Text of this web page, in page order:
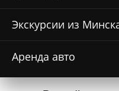
Экскурсии из
Аренда авто
Главная
Трансфер в